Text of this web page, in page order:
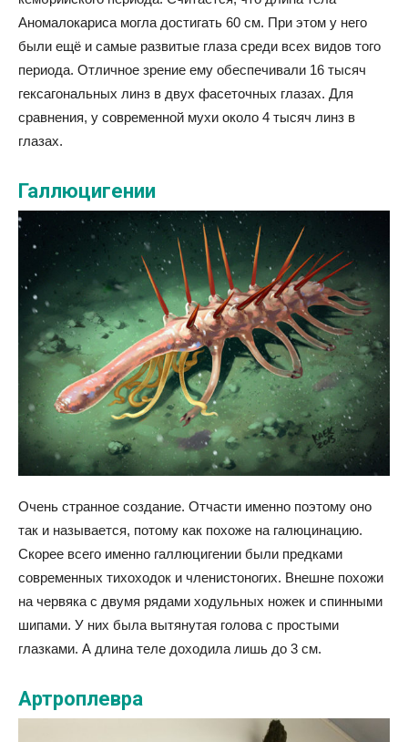
Аномалокариса могла достигать 60 см. При этом у него
были ещё и самые развитые глаза среди всех видов того
периода. Отличное зрение ему обеспечивали 16 тысяч
гексагональных линз в двух фасеточных глазах. Для
сравнения, у современной мухи около 4 тысяч линз в
глазах.
Галлюцигении
Очень странное создание. Отчасти именно поэтому оно
так и называется, потому как похоже на галюцинацию.
Скорее всего именно галлюцигении были предками
современных тихоходок и членистоногих. Внешне похожи
на червяка с двумя рядами ходульных ножек и спинными
шипами. У них была вытянутая голова с простыми
глазками. А длина теле доходила лишь до 3 см.
Артроплевра